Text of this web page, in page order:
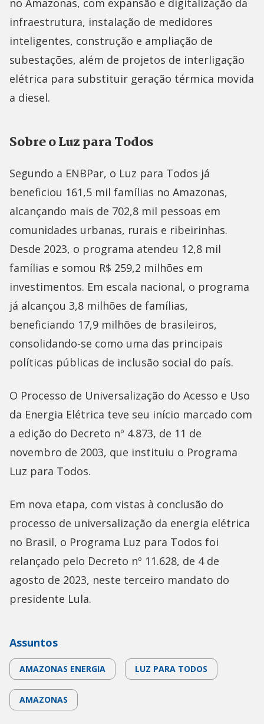
infraestrutura, instalação de medidores
inteligentes, construção e ampliação de
subestações, além de projetos de interligação
elétrica para substituir geração térmica movida
a diesel.
Sobre o Luz para Todos
Segundo a ENBPar, o Luz para Todos já
beneficiou 161,5 mil famílias no Amazonas,
alcançando mais de 702,8 mil pessoas em
comunidades urbanas, rurais e ribeirinhas.
Desde 2023, o programa atendeu 12,8 mil
famílias e somou R$ 259,2 milhões em
investimentos. Em escala nacional, o programa
já alcançou 3,8 milhões de famílias,
beneficiando 17,9 milhões de brasileiros,
consolidando-se como uma das principais
políticas públicas de inclusão social do país.
O Processo de Universalização do Acesso e Uso
da Energia Elétrica teve seu início marcado com
a edição do Decreto nº 4.873, de 11 de
novembro de 2003, que instituiu o Programa
Luz para Todos.
Em nova etapa, com vistas à conclusão do
processo de universalização da energia elétrica
no Brasil, o Programa Luz para Todos foi
relançado pelo Decreto nº 11.628, de 4 de
agosto de 2023, neste terceiro mandato do
presidente Lula.
Assuntos
AMAZONAS ENERGIA LUZ PARA TODOS
AMAZONAS